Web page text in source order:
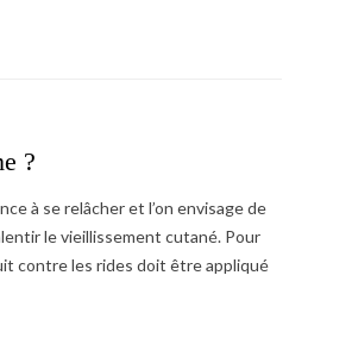
?
à se relâcher et l’on envisage de
le vieillissement cutané. Pour
contre les rides doit être appliqué